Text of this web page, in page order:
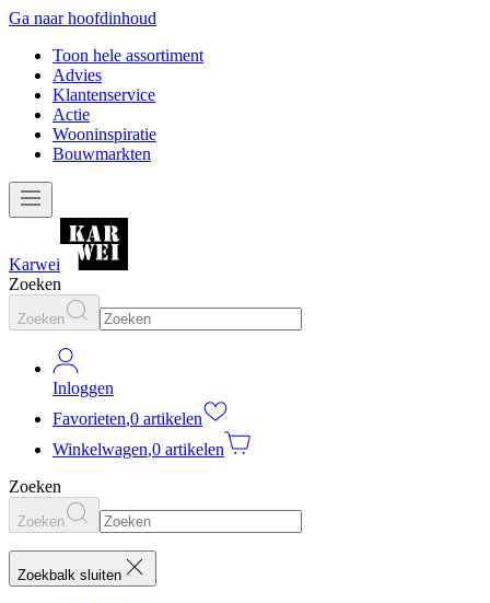
Ga naar hoofdinhoud
Toon hele assortiment
Advies
Klantenservice
Actie
Wooninspiratie
Bouwmarkten
Karwei
Zoeken
Zoeken
Inloggen
Favorieten,0 artikelen
Winkelwagen,0 artikelen
Zoeken
Zoeken
Zoekbalk sluiten